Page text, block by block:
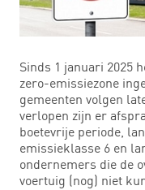
Sinds 1 januari 2025
zero-emissiezone
gemeenten volgen
verlopen zijn er
boetevrije periode,
emissieklasse 6 en
ondernemers die de
voertuig (nog) niet